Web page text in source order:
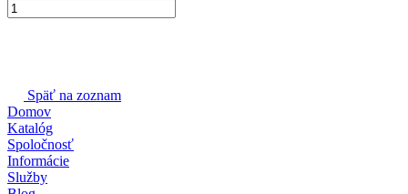
Späť na zoznam
Domov
Katalóg
Spoločnosť
Informácie
Služby